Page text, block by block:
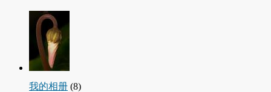
我的相册 (8)